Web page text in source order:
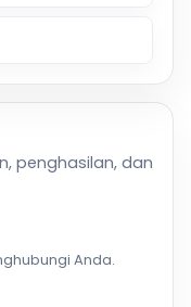
penghasilan, dan
Anda.